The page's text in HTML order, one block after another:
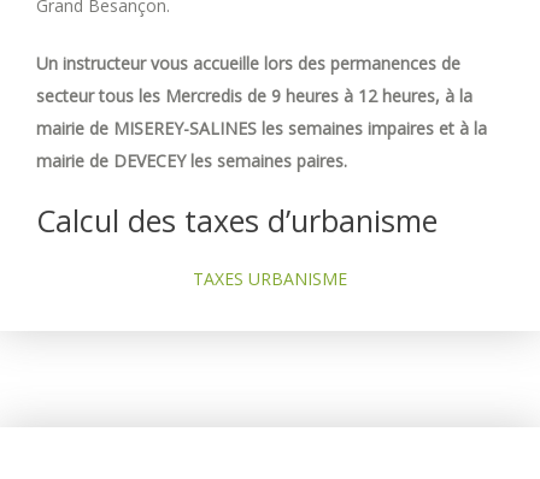
Grand Besançon.
Un instructeur vous accueille lors des permanences de
secteur tous les Mercredis de 9 heures à 12 heures, à la
mairie de MISEREY-SALINES les semaines impaires et à la
mairie de DEVECEY les semaines paires.
Calcul des taxes d’urbanisme
TAXES URBANISME